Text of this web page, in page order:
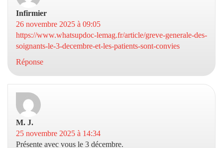
Infirmier
26 novembre 2025 à 09:05
https://www.whatsupdoc-lemag.fr/article/greve-generale-des-
soignants-le-3-decembre-et-les-patients-sont-convies
Réponse
M. J.
25 novembre 2025 à 14:34
Présente avec vous le 3 décembre.